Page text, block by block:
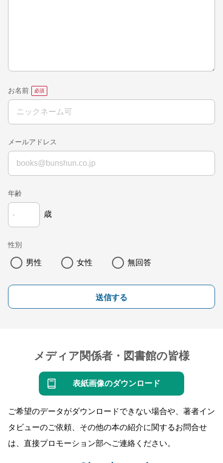
お名前
メールアドレス
年齢
歳
性別
男性 女性 無回答
送信する
メディア関係者・図書館の皆様
表紙画像のダウンロード
ご希望のデータがダウンロードできない場合や、著者イン
タビューのご依頼、その他の本の紹介に関するお問合せ
は、直接プロモーション部へご連絡ください。